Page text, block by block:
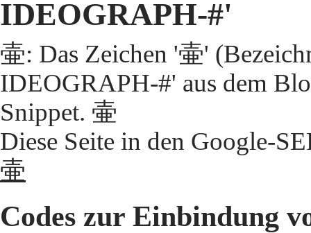
IDEOGRAPH-#'
壷: Das Zeichen '壷'
IDEOGRAPH-#' aus dem
Snippet. 壷
Diese Seite in den Google-
壷
Codes zur Einbindung